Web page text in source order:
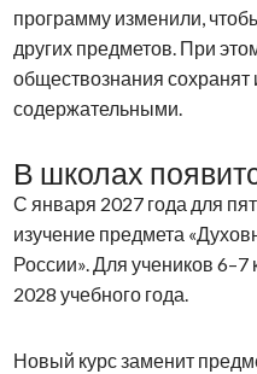
программу изменили,
других предметов. При
обществознания сохранят
содержательными.
В школах
С января 2027 года для
изучение предмета
России». Для учеников 6–7
2028 учебного года.
Новый курс заменит